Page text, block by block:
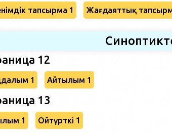
тапсырма 1 Жағдаяттық
12
1 Айтылым 1
13
1 Ойтүрткі 1